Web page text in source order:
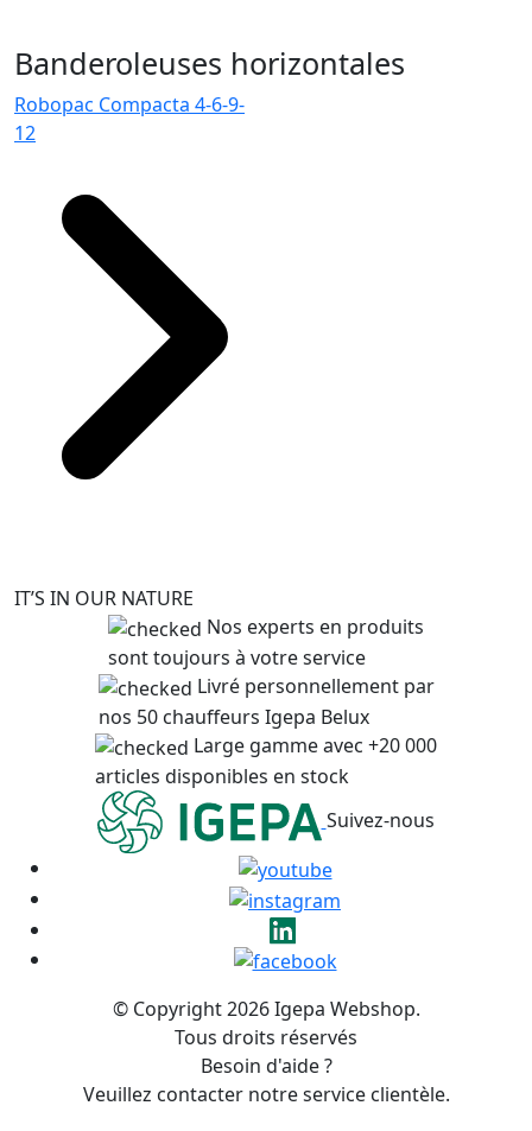
Banderoleuses horizontales
Robopac Compacta 4-6-9-
12
IT’S IN OUR NATURE
Nos experts en produits
sont toujours à votre service
Livré personnellement par
nos 50 chauffeurs Igepa Belux
Large gamme avec +20 000
articles disponibles en stock
Suivez-nous
© Copyright 2026 Igepa Webshop.
Tous droits réservés
Besoin d'aide ?
Veuillez contacter notre service clientèle.